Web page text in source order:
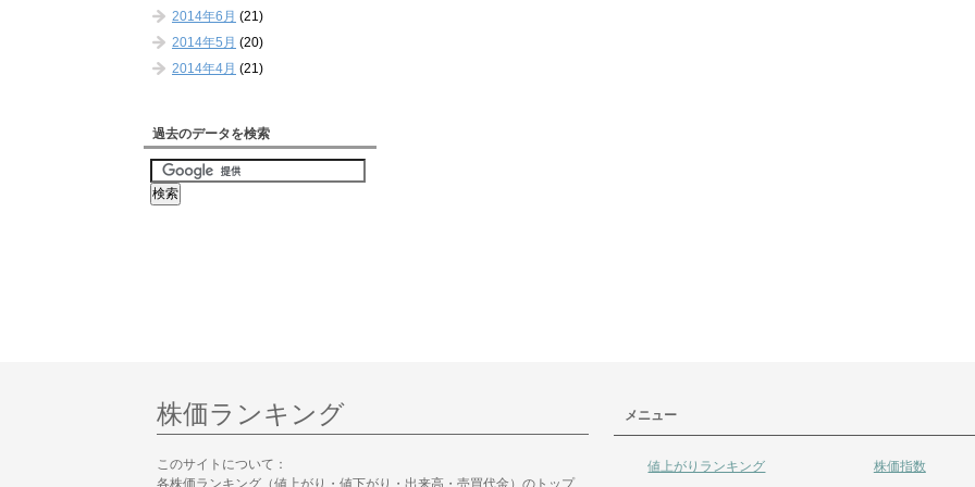
2014年6月 (21)
2014年5月 (20)
2014年4月 (21)
過去のデータを検索
株価ランキング
このサイトについて：
各株価ランキング（値上がり・値下がり・出来高・売買代金）のトップ
メニュー
値上がりランキング
株価指数